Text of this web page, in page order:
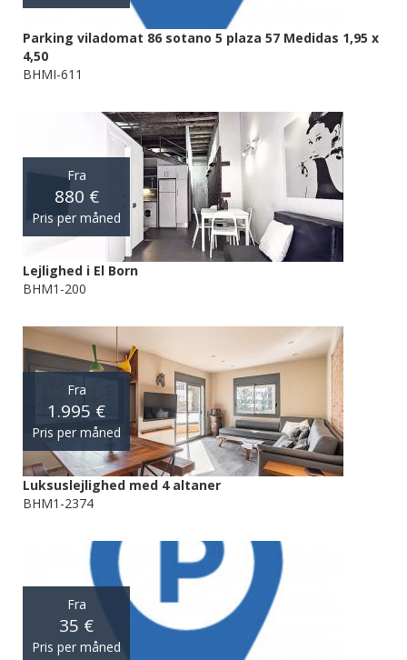
Parking viladomat 86 sotano 5 plaza 57 Medidas 1,95 x
4,50
BHMI-611
Fra
880 €
Pris per måned
Lejlighed i El Born
BHM1-200
Fra
1.995 €
Pris per måned
Luksuslejlighed med 4 altaner
BHM1-2374
Fra
35 €
Pris per måned